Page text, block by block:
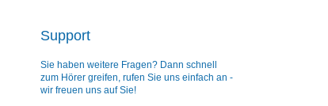
Support
Sie haben weitere Fragen? Dann schnell
zum Hörer greifen, rufen Sie uns einfach an -
wir freuen uns auf Sie!